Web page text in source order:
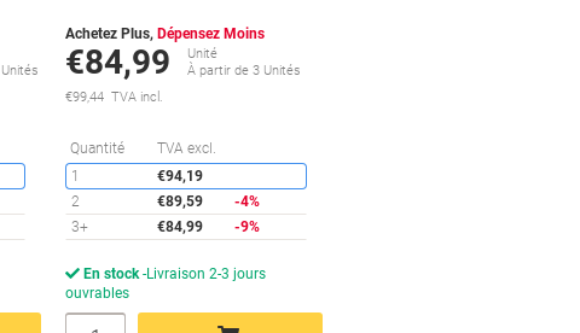
Économies
Achetez Plus, Dépensez Moins
€84,99
Unité
À partir de 3 Unités
€99,44 TVA incl.
Quantité TVA excl.
1
€94,19
2
€89,59
-4%
3+
€84,99 -9%
En stock Livraison 2-3 jours
ouvrables
Quantité